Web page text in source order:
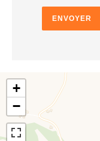
ENVOYER
+
−